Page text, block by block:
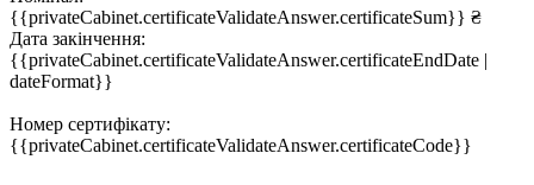
{{privateCabinet.certificateValidateAnswer.certificateSum}} ₴
Дата закінчення:
{{privateCabinet.certificateValidateAnswer.certificateEndDate |
dateFormat}}
Номер сертифікату:
{{privateCabinet.certificateValidateAnswer.certificateCode}}